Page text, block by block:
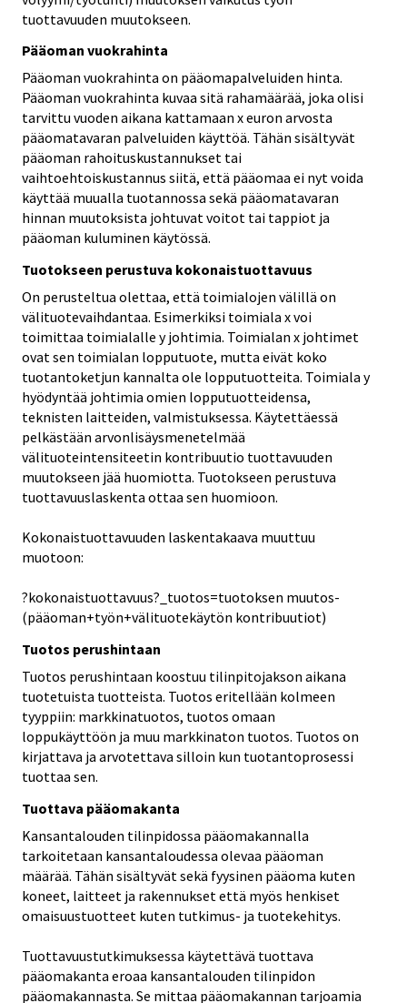
tuottavuuden muutokseen.
Pääoman vuokrahinta
Pääoman vuokrahinta on pääomapalveluiden hinta.
Pääoman vuokrahinta kuvaa sitä rahamäärää, joka olisi
tarvittu vuoden aikana kattamaan x euron arvosta
pääomatavaran palveluiden käyttöä. Tähän sisältyvät
pääoman rahoituskustannukset tai
vaihtoehtoiskustannus siitä, että pääomaa ei nyt voida
käyttää muualla tuotannossa sekä pääomatavaran
hinnan muutoksista johtuvat voitot tai tappiot ja
pääoman kuluminen käytössä.
Tuotokseen perustuva kokonaistuottavuus
On perusteltua olettaa, että toimialojen välillä on
välituotevaihdantaa. Esimerkiksi toimiala x voi
toimittaa toimialalle y johtimia. Toimialan x johtimet
ovat sen toimialan lopputuote, mutta eivät koko
tuotantoketjun kannalta ole lopputuotteita. Toimiala y
hyödyntää johtimia omien lopputuotteidensa,
teknisten laitteiden, valmistuksessa. Käytettäessä
pelkästään arvonlisäysmenetelmää
välituoteintensiteetin kontribuutio tuottavuuden
muutokseen jää huomiotta. Tuotokseen perustuva
tuottavuuslaskenta ottaa sen huomioon.
Kokonaistuottavuuden laskentakaava muuttuu
muotoon:
?kokonaistuottavuus?_tuotos=tuotoksen muutos-
(pääoman+työn+välituotekäytön kontribuutiot)
Tuotos perushintaan
Tuotos perushintaan koostuu tilinpitojakson aikana
tuotetuista tuotteista. Tuotos eritellään kolmeen
tyyppiin: markkinatuotos, tuotos omaan
loppukäyttöön ja muu markkinaton tuotos. Tuotos on
kirjattava ja arvotettava silloin kun tuotantoprosessi
tuottaa sen.
Tuottava pääomakanta
Kansantalouden tilinpidossa pääomakannalla
tarkoitetaan kansantaloudessa olevaa pääoman
määrää. Tähän sisältyvät sekä fyysinen pääoma kuten
koneet, laitteet ja rakennukset että myös henkiset
omaisuustuotteet kuten tutkimus- ja tuotekehitys.
Tuottavuustutkimuksessa käytettävä tuottava
pääomakanta eroaa kansantalouden tilinpidon
pääomakannasta. Se mittaa pääomakannan tarjoamia